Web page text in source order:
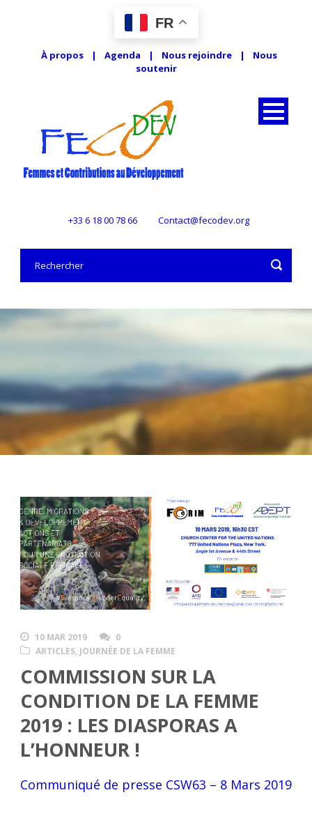
FR
À propos | Agenda | Nous rejoindre |
Nous
soutenir
+33 6 18 00 78 66 Contact@fecodev.org
10 MAR 2019
0
ARTICLES, JOURNÉE DE LA FEMME
COMMISSION SUR LA
CONDITION DE LA FEMME
2019 : LES DIASPORAS A
L’HONNEUR !
Communiqué de presse CSW63 – 8 Mars 2019